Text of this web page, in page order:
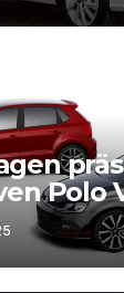
Polo
auf